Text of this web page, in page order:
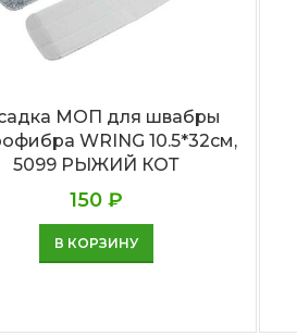
МОП для швабры
WRING 10.5*32см,
5099 РЫЖИЙ КОТ
150 ₽
В КОРЗИНУ